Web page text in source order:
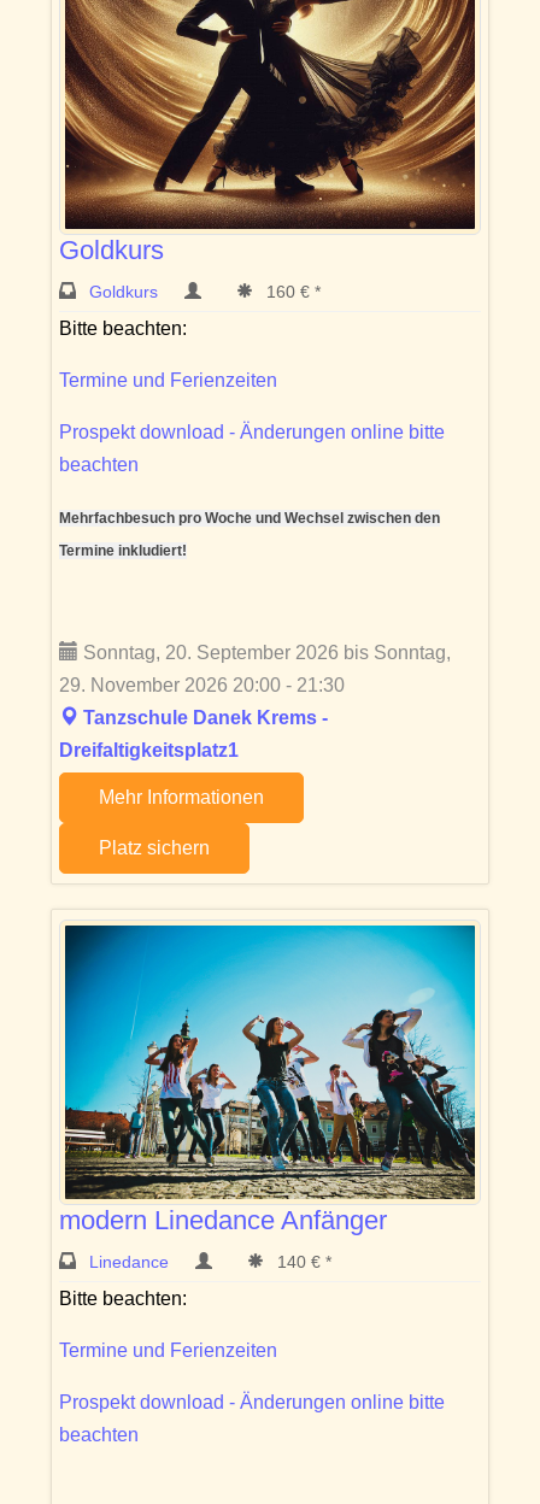
Goldkurs
Goldkurs 160 € *
Bitte beachten:
Termine und Ferienzeiten
Prospekt download - Änderungen online bitte
beachten
Mehrfachbesuch pro Woche und Wechsel zwischen den
Termine inkludiert!
Sonntag, 20. September 2026 bis Sonntag,
29. November 2026 20:00 - 21:30
Tanzschule Danek Krems -
Dreifaltigkeitsplatz1
Mehr Informationen
Platz sichern
modern Linedance Anfänger
Linedance 140 € *
Bitte beachten:
Termine und Ferienzeiten
Prospekt download - Änderungen online bitte
beachten